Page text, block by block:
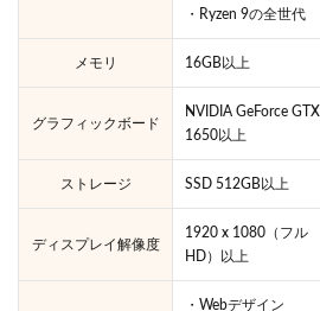
・Ryzen 9の全世代
メモリ 16GB以上
グラフィックボード
NVIDIA GeForce GTX
1650以上
ストレージ SSD 512GB以上
ディスプレイ解像度
1920 x 1080（フル
HD）以上
・Webデザイン